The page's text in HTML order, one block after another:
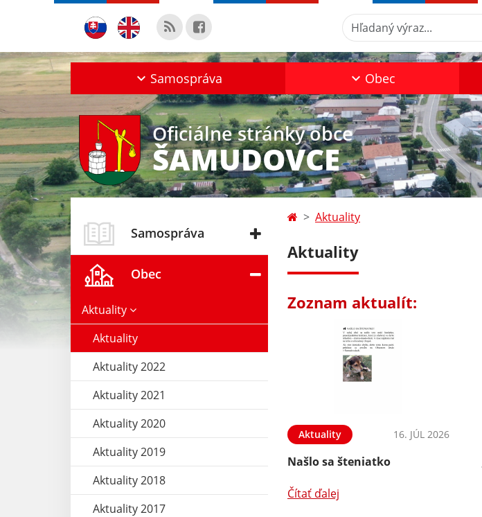
Hľadaný výraz...
Samospráva Obec
Oficiálne stránky obce
ŠAMUDOVCE
Samospráva
Obec
Aktuality
Aktuality
Aktuality 2022
Aktuality 2021
Aktuality 2020
Aktuality 2019
Aktuality 2018
Aktuality 2017
Aktuality
Aktuality
Zoznam aktualít:
Aktuality 16. JÚL 2026
Našlo sa šteniatko
Čítať ďalej